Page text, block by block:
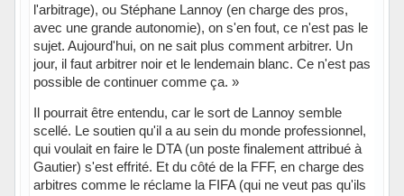
l'arbitrage), ou Stéphane Lannoy (en charge des pros,
avec une grande autonomie), on s'en fout, ce n'est pas le
sujet. Aujourd'hui, on ne sait plus comment arbitrer. Un
jour, il faut arbitrer noir et le lendemain blanc. Ce n'est pas
possible de continuer comme ça. »
Il pourrait être entendu, car le sort de Lannoy semble
scellé. Le soutien qu'il a au sein du monde professionnel,
qui voulait en faire le DTA (un poste finalement attribué à
Gautier) s'est effrité. Et du côté de la FFF, en charge des
arbitres comme le réclame la FIFA (qui ne veut pas qu'ils